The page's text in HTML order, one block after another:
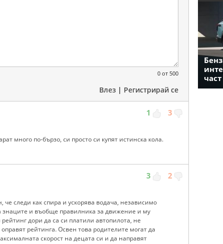
0 от 500
Влез | Регистрирай се
1 3
много по-бързо, си просто си купят истинска кола.
3 2
следи как спира и ускорява водача, независимо
и въобще правилника за движение и му
дори да са си платили автопилота, не
рейтинга. Освен това родителите могат да
скорост на децата си и да направят
част